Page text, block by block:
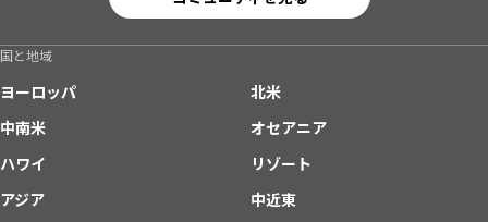
国と地域
ヨーロッパ
北米
中南米
オセアニア
ハワイ
リゾート
アジア
中近東